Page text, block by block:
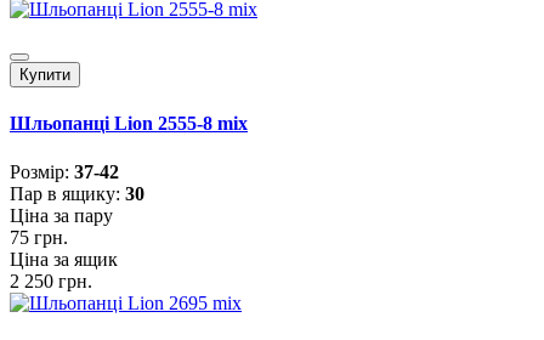
Купити
Шльопанці Lion 2555-8 mix
Розмiр: 37-42
Пар в ящику: 30
Ціна за пару
75 грн.
Ціна за ящик
2 250 грн.